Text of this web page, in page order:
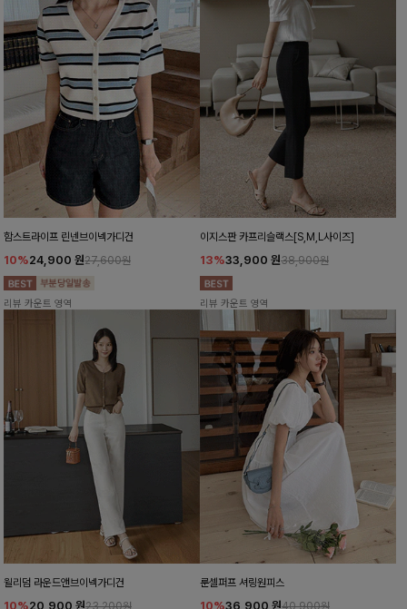
함스트라이프 린넨브이넥가디건
10%24,900 원27,600원
리뷰 카운트 영역
이지스판 카프리슬랙스[S,M,L사이즈]
13%33,900 원38,900원
리뷰 카운트 영역
윌리덤 라운드앤브이넥가디건
10%20,900 원23,200원
룬셀퍼프 셔링원피스
10%36,900 원40,900원